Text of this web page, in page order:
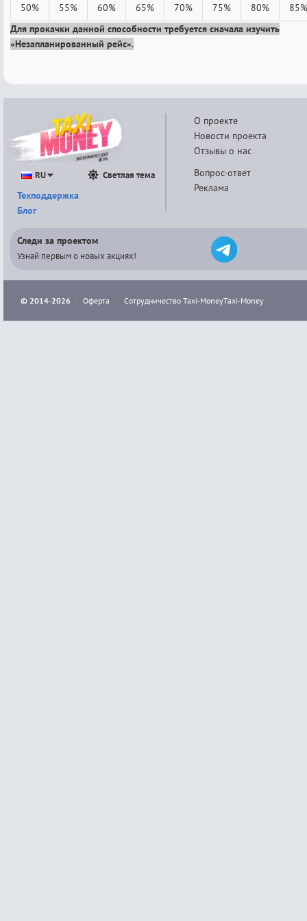
50% 55% 60% 65% 70% 75% 80%
85%
Для прокачки данной способности требуется сначала изучить
«Незапланированный рейс».
О проекте
Новости проекта
Отзывы о нас
Вопрос-ответ
Реклама
RU Светлая тема
Техподдержка
Блог
Следи за проектом
Узнай первым о новых акциях!
© 2014-2026 · Оферта · Сотрудничество Taxi-MoneyTaxi-Money